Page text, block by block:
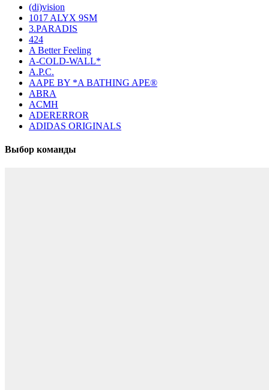
(di)vision
1017 ALYX 9SM
3.PARADIS
424
A Better Feeling
A-COLD-WALL*
A.P.C.
AAPE BY *A BATHING APE®
ABRA
ACMH
ADERERROR
ADIDAS ORIGINALS
Выбор команды